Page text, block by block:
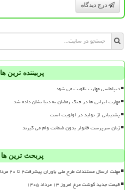
درج دیدگاه
پربیننده ترین ها
دیپلماسی مهارت تقویت می شود
مهارت ایرانی ها در جنگ رمضان به دنیا نشان داده شد
پشتیبانی از تولید در اولویت است
زنان سرپرست خانوار بدون ضمانت وام می گیرند
پربحث ترین ها
مهلت ارسال مستندات طرح ملی یاوران پیشرفت۲ تا ۲۰ مرداد تمدید گردید
قیمت جدید گوشت مرغ امروز ۱۳ مرداد ۱۴۰۵